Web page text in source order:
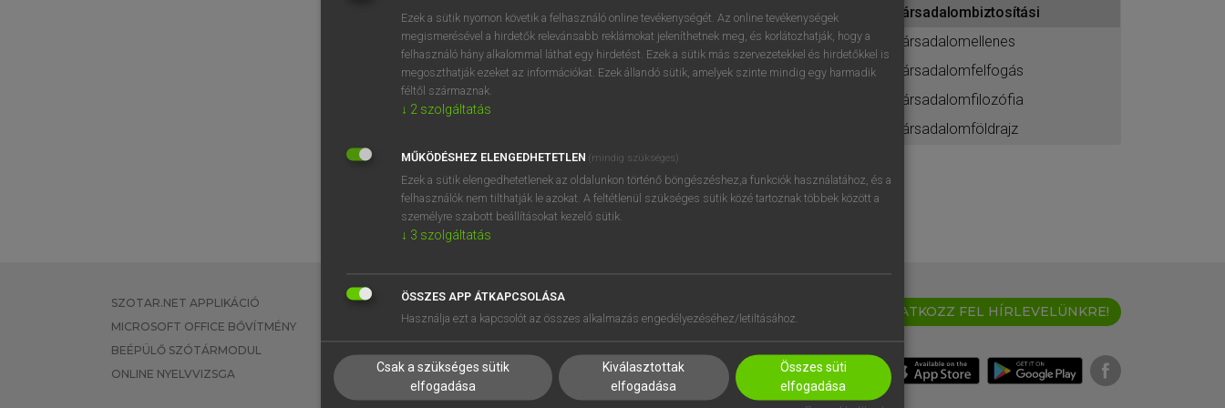
BELÉPÉS
próbaverziójának elindításához
regisztrálok ésbelépek.
REGISZTRÁCIÓ
társadalombiztosítási
társadalomellenes
társadalomfelfogás
társadalomfilozófia
társadalomföldrajz
SZOTAR.NET APPLIKÁCIÓ
MICROSOFT OFFICE BŐVÍTMÉNY
BEÉPÜLŐ SZÓTÁRMODUL
ONLINE NYELVVIZSGA
EGYÉNI FELHASZNÁLÓKNAK
TANULÓKNAK
VÁLLALATI MEGOLDÁSOK
SÚGÓ
RÓLUNK
SÜTI BEÁLLÍTÁSOK
IRATKOZZ FEL HÍRLEVELÜNKRE!
Ezek a sütik nyomon követik a felhasználó online tevékenységét. Az online tevékenységek
megismerésével a hirdetők relevánsabb reklámokat jeleníthetnek meg, és korlátozhatják, hogy a
felhasználó hány alkalommal láthat egy hirdetést. Ezek a sütik más szervezetekkel és hirdetőkkel is
megoszthatják ezeket az információkat. Ezek állandó sütik, amelyek szinte mindig egy harmadik
féltől származnak.
↓ 2 szolgáltatás
MŰKÖDÉSHEZ ELENGEDHETETLEN (mindig szükséges)
Ezek a sütik elengedhetetlenek az oldalunkon történő böngészéshez,a funkciók használatához, és a
felhasználók nem tilthatják le azokat. A feltétlenül szükséges sütik közé tartoznak többek között a
személyre szabott beállításokat kezelő sütik.
↓ 3 szolgáltatás
ÖSSZES APP ÁTKAPCSOLÁSA
Használja ezt a kapcsolót az összes alkalmazás engedélyezéséhez/letiltásához.
Csak a szükséges sütik
elfogadása
Kiválasztottak
elfogadása
Összes süti
elfogadása